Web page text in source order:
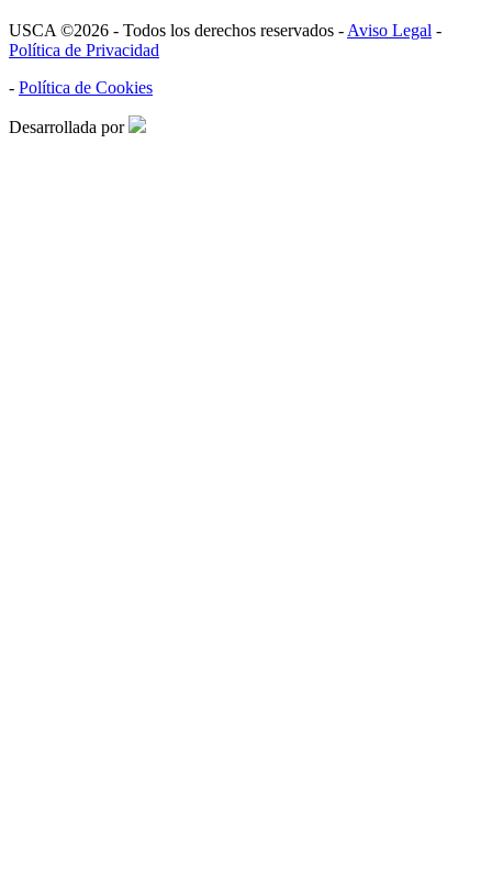
USCA ©2026 - Todos los derechos reservados - Aviso Legal -
Política de Privacidad
- Política de Cookies
Desarrollada por